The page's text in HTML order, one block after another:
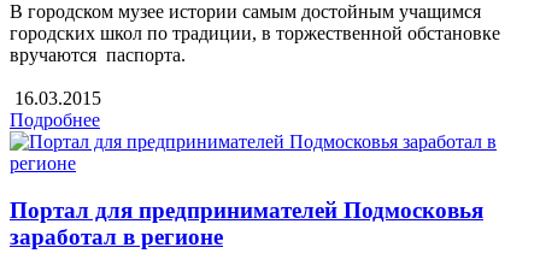
В городском музее истории самым достойным учащимся
городских школ по традиции, в торжественной обстановке
вручаются паспорта.
16.03.2015
Подробнее
Портал для предпринимателей Подмосковья
заработал в регионе